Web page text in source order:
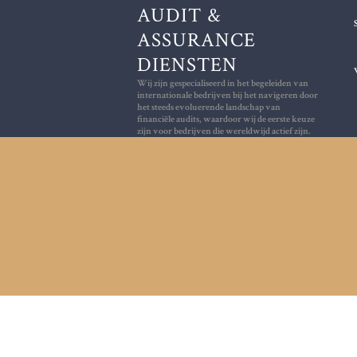
AUDIT &
ASSURANCE
DIENSTEN
Wij zijn gespecialiseerd in het begeleiden van
internationale bedrijven bij het navigeren door
het steeds evoluerende landschap van
financiële audits, waardoor wij de eerste keuze
zijn voor bedrijven die wereldwijd actief zijn.
Wij zijn gespecialiseerd in het begeleiden van internationale